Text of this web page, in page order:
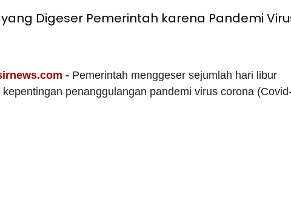
- Pemerintah menggeser sejumlah hari libur
penanggulangan pandemi virus corona